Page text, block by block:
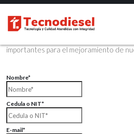
Contáctenos Vía Email
Envíenos sus datos con sus
importantes para el mejoramiento de
Nombre*
Cedula o NIT*
E-mail*